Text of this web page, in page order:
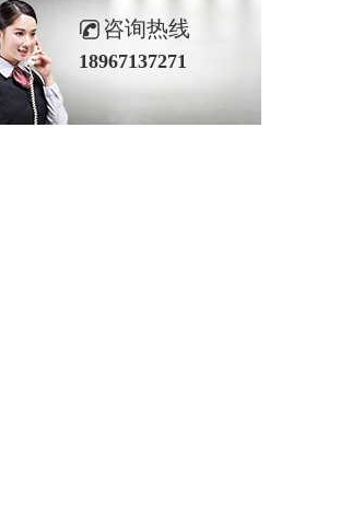
咨询热线
18967137271